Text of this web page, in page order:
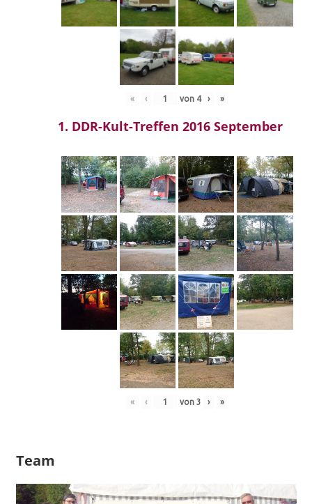
« ‹ von 4 › »
1. DDR-Kult-Treffen 2016 September
« ‹ von 3 › »
Team